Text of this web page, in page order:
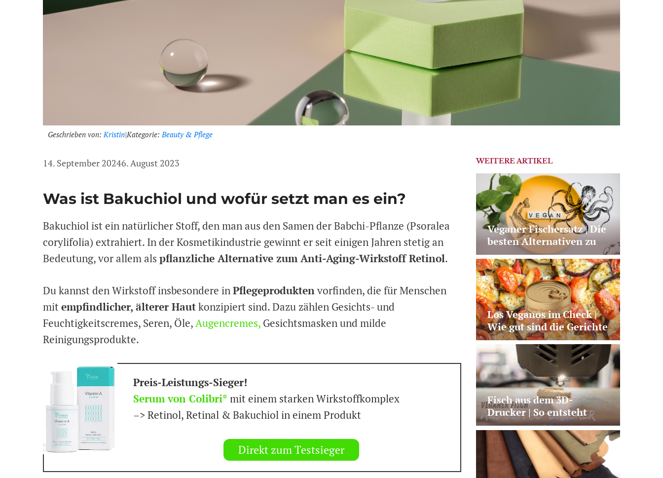
Geschrieben von:Kristin|Kategorie:Beauty & Pflege
14. September 20246. August 2023
Was ist Bakuchiol und wofür setzt man es ein?
Bakuchiol ist ein natürlicher Stoff, den man aus den Samen der Babchi-Pflanze (Psoralea
corylifolia) extrahiert. In der Kosmetikindustrie gewinnt er seit einigen Jahren stetig an
Bedeutung, vor allem als pflanzliche Alternative zum Anti-Aging-Wirkstoff Retinol.
Du kannst den Wirkstoff insbesondere inPflegeproduktenvorfinden, die für Menschen
mit empfindlicher, älterer Hautkonzipiert sind. Dazu zählen Gesichts- und
Feuchtigkeitscremes, Seren, Öle,Augencremes, Gesichtsmasken und milde
Reinigungsprodukte.
Preis-Leistungs-Sieger!
Serum von Colibri* mit einem starken Wirkstoffkomplex
–> Retinol, Retinal & Bakuchiol in einem Produkt
Direkt zum Testsieger
WEITERE ARTIKEL
Veganer Fischersatz | Die
besten Alternativen zu
Lachs, Thunfisch und Co.
Los Veganos im Check |
Wie gut sind die Gerichte
aus der Dose?
Fisch aus dem 3D-
Drucker | So entsteht
veganer Lachs aus
Pilzprotein